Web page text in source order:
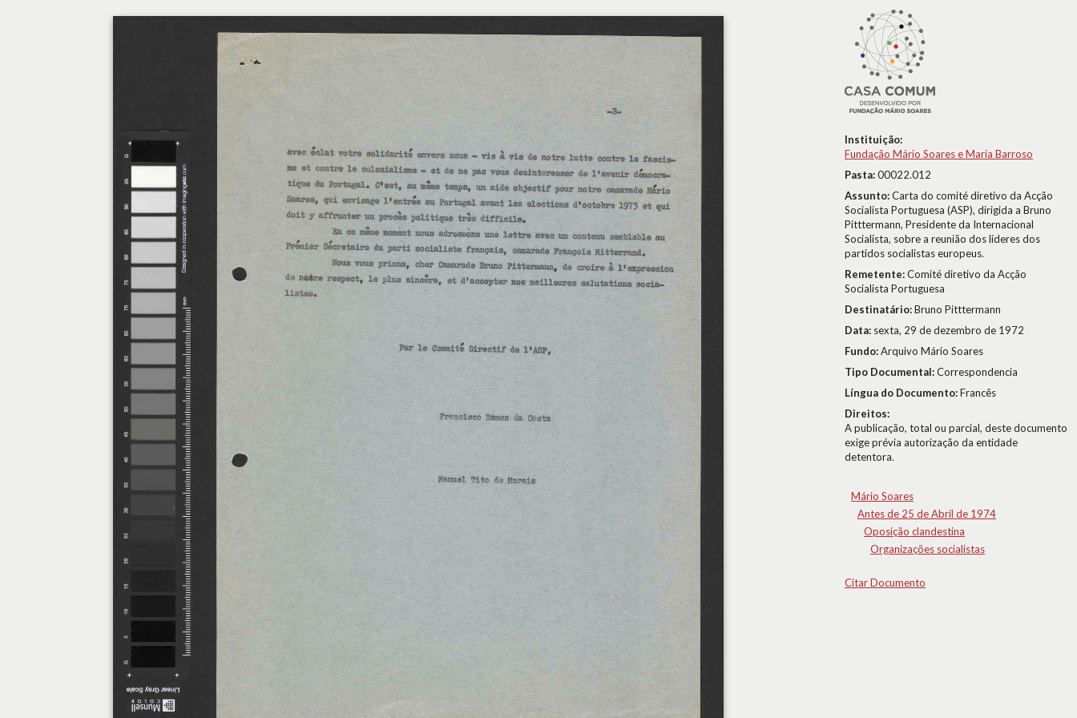
Instituição:
Fundação Mário Soares e Maria Barroso
Pasta:00022.012
Assunto:Carta do comité diretivo da Acção
Socialista Portuguesa (ASP), dirigida a Bruno
Pitttermann, Presidente da Internacional
Socialista, sobre a reunião dos líderes dos
partidos socialistas europeus.
Remetente:Comité diretivo da Acção
Socialista Portuguesa
Destinatário:Bruno Pitttermann
Data: sexta, 29 de dezembro de 1972
Fundo:Arquivo Mário Soares
Tipo Documental:Correspondencia
Língua do Documento:Francês
Direitos:
A publicação, total ou parcial, deste documento
exige prévia autorização da entidade
detentora.
Mário Soares
Antes de 25 de Abril de 1974
Oposição clandestina
Organizações socialistas
Citar Documento